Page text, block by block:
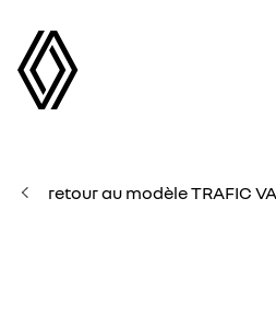
retour au modèle TRAFIC